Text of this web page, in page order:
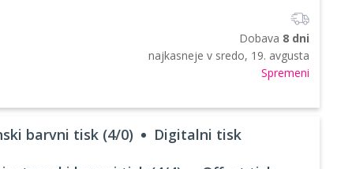
Dobava 8 dni
najkasneje v sredo, 19. avgusta
Spremeni
barvni tisk (4/0) Digitalni tisk